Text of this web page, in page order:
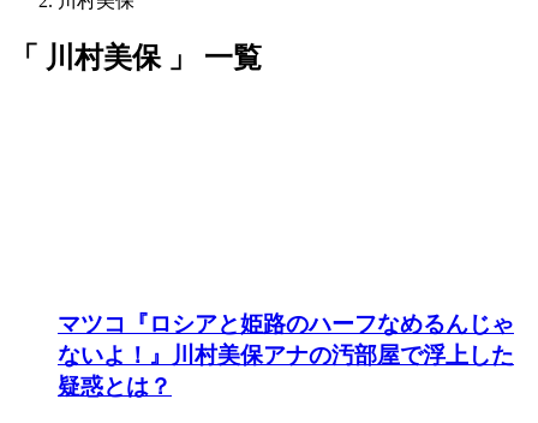
「 川村美保 」 一覧
マツコ『ロシアと姫路のハーフなめるんじゃ
ないよ！』川村美保アナの汚部屋で浮上した
疑惑とは？